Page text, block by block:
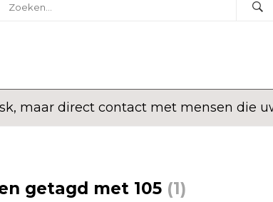
maar direct contact met mensen die
getagd met 105 (1)